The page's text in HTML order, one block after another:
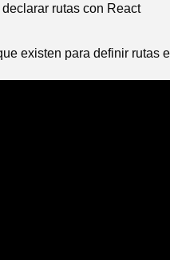
rutas con React
existen para definir rutas